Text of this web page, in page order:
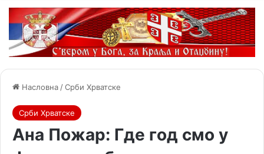
Насловна /Срби Хрватске
Срби Хрватске
Aнa Пoжaр: Гдe гoд смo у